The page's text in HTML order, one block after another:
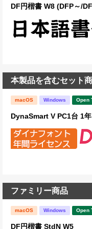
DF円楷書 W8 (DFP～/
本製品を含むセット
macOS Windows Open
DynaSmart V PC1台 1
ファミリー商品
macOS Windows Open
DF円楷書 StdN W5